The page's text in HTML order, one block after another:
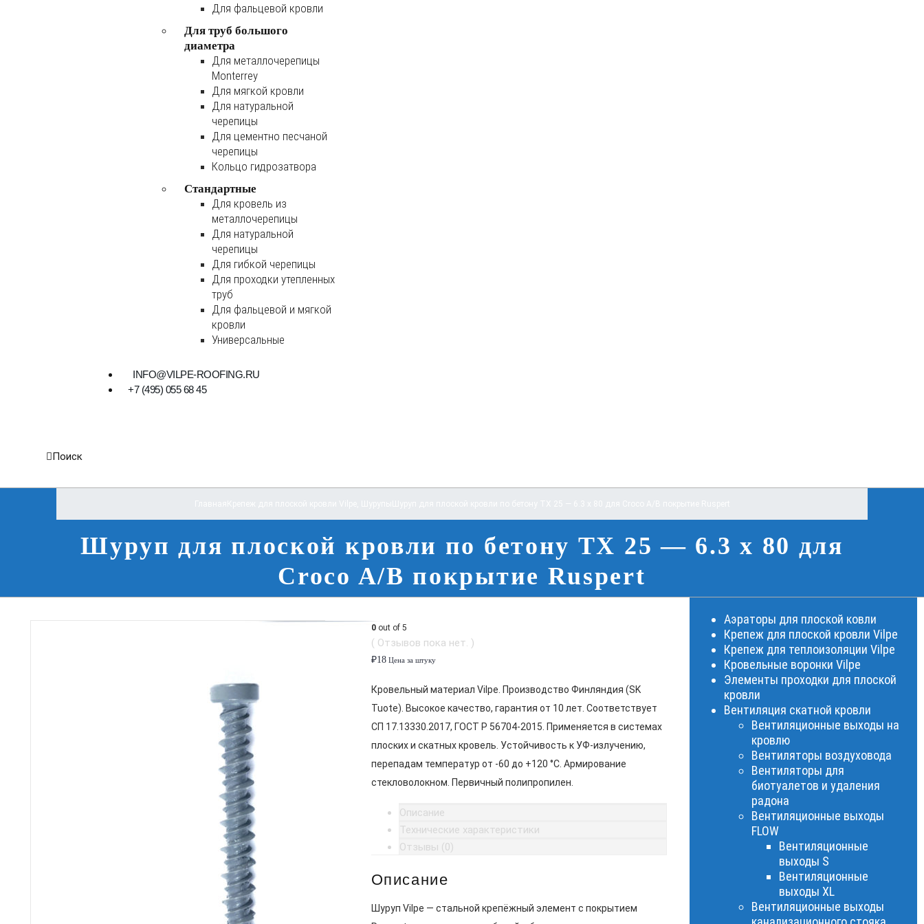
Для фальцевой кровли
Для труб большого
диаметра
Для металлочерепицы
Monterrey
Для мягкой кровли
Для натуральной
черепицы
Для цементно песчаной
черепицы
Кольцо гидрозатвора
Стандартные
Для кровель из
металлочерепицы
Для натуральной
черепицы
Для гибкой черепицы
Для проходки утепленных
труб
Для фальцевой и мягкой
кровли
Универсальные
INFO@VILPE-ROOFING.RU
+7 (495) 055 68 45
Поиск
Шуруп для плоской кровли по бетону TX 25 — 6.3 x 80 для
Croco A/B покрытие Ruspert
0out of 5
( Отзывов пока нет. )
₽18Цена за штуку
Кровельный материал Vilpe. Производство Финляндия (SK
Tuote). Высокое качество, гарантия от 10 лет. Соответствует
СП 17.13330.2017, ГОСТ Р 56704-2015. Применяется в системах
плоских и скатных кровель. Устойчивость к УФ-излучению,
перепадам температур от -60 до +120 °C. Армирование
стекловолокном. Первичный полипропилен.
Описание
Технические характеристики
Отзывы (0)
Описание
Шуруп Vilpe — стальной крепёжный элемент с покрытием
Аэраторы для плоской ковли
Крепеж для плоской кровли Vilpe
Крепеж для теплоизоляции Vilpe
Кровельные воронки Vilpe
Элементы проходки для плоской
кровли
Вентиляция скатной кровли
Вентиляционные выходы на
кровлю
Вентиляторы воздуховода
Вентиляторы для
биотуалетов и удаления
радона
Вентиляционные выходы
FLOW
Вентиляционные
выходы S
Вентиляционные
выходы XL
Вентиляционные выходы